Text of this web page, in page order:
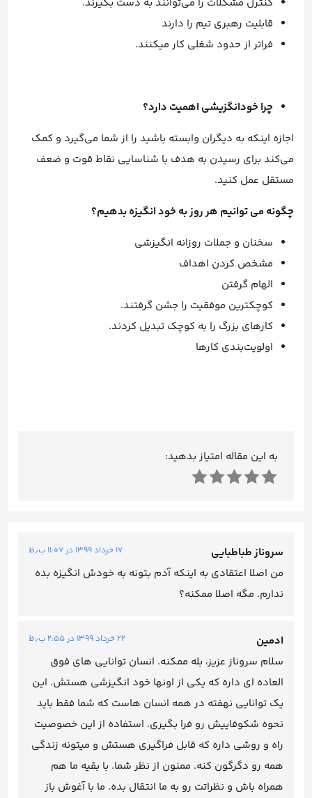
قابلیت رهبری تیم را دارند
فراتر از حدود شغلی کار میکنند.
چرا خودانگزیشی اهمیت دارد؟
اجازه اینکه به دیگران وابسته باشید را از شما می‌گیرد و کمک
می‌کند برای رسیدن به هدف با شناسایی نقاط قوت و ضعف
مستقل عمل کنید.
چگونه می توانیم هر روز به خود انگیزه بدهیم؟
سخنان و جملات روزانه انگیزشی
مشخص کردن اهداف
الهام گرفتن
کوچکترین موفقیت را جشن گرفتند.
کارهای بزرگ را به کوچک تبدیل کردند.
اولویت‌بندی کارها
به این مقاله امتیاز بدهید:
سروناز طباطبایی ۱۷ خرداد ۱۳۹۹ در ۱۱:۰۷ ب٫ظ
من اصلا اعتقادی به اینکه آدم بتونه به خودش انگیزه بده
ندارم. مگه اصلا ممکنه؟
ادمین ۲۲ خرداد ۱۳۹۹ در ۲:۵۵ ب٫ظ
سلام سروناز عزیز، بله ممکنه. انسان توانایی های فوق
العاده ای داره که یکی از اونها خود انگیزشی هستش. این
یک توانایی نهفته در همه انسان هاست که شما فقط باید
نحوه شکوفاییش رو فرا بگیری. استفاده از این خصوصیت
راه و روشی داره که قابل فراگیری هستش و میتونه زندگی
همه رو دگرگون کنه. ممنون از نظر شما. با بقیه ما هم
همراه باش و نظراتت رو به ما انتقال بده. ما با آغوش باز